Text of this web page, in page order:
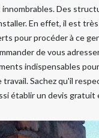
Des
En effet, il est
pour procéder à ce
de vous
indispensables
Sachez qu'il
établir un devis gratuit